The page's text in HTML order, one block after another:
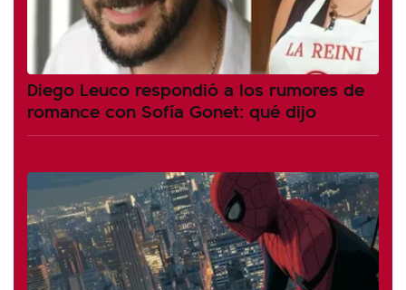
Diego Leuco respondió a los rumores de
romance con Sofía Gonet: qué dijo